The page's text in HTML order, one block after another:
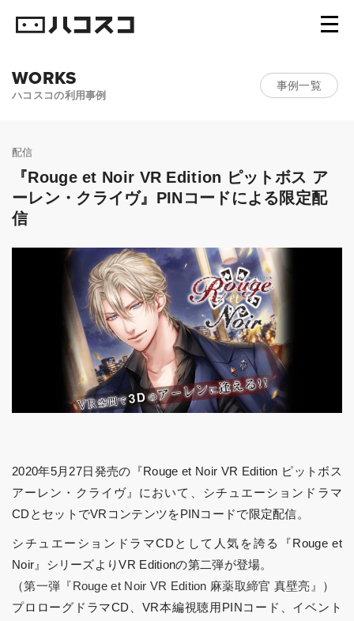
WORKS
ハコスコの利用事例
事例一覧
配信
『Rouge et Noir VR Edition ピットボス ア
ーレン・クライヴ』PINコードによる限定配
信
2020年5月27日発売の『Rouge et Noir VR Edition ピットボス
アーレン・クライヴ』において、シチュエーションドラマ
CDとセットでVRコンテンツをPINコードで限定配信。
シチュエーションドラマCDとして人気を誇る『Rouge et
Noir』シリーズよりVR Editionの第二弾が登場。
（第一弾『Rouge et Noir VR Edition 麻薬取締官 真壁亮』
）
プロローグドラマCD、VR本編視聴用PINコード、イベント